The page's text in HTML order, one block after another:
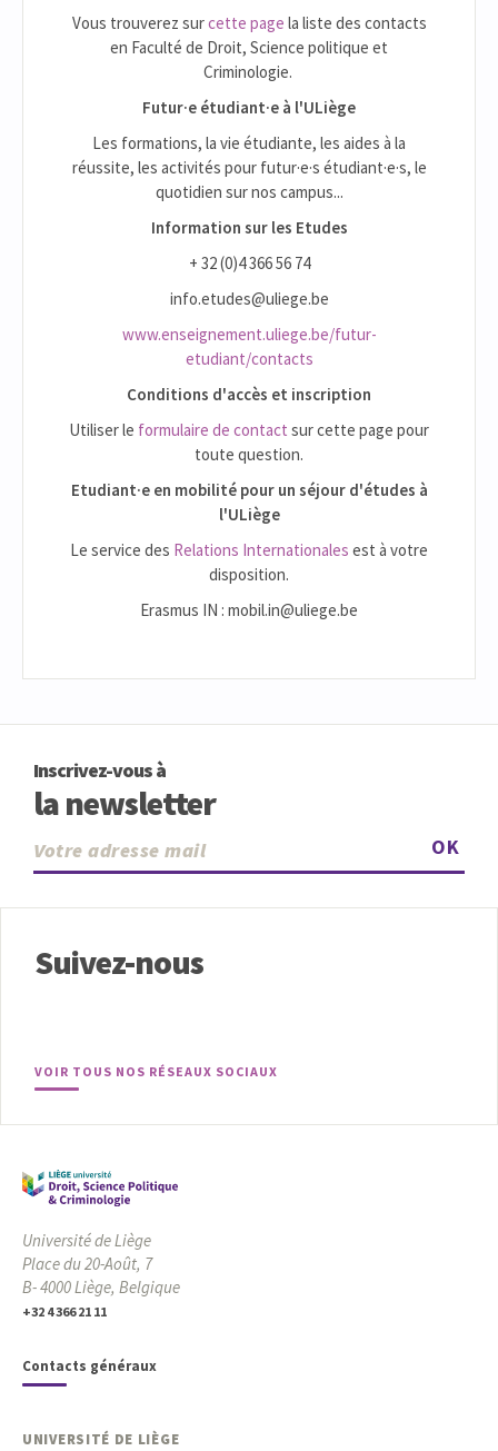
Vous trouverez surcette page la liste des contacts
en Faculté de Droit, Science politique et
Criminologie.
Futur·e étudiant·e à l'ULiège
Les formations, la vie étudiante, les aides à la
réussite, les activités pour futur·e·s étudiant·e·s, le
quotidien sur nos campus...
Information sur les Etudes
+ 32 (0)4 366 56 74
info.etudes@uliege.be
www.enseignement.uliege.be/futur-
etudiant/contacts
Conditions d'accès et inscription
Utiliser le formulaire de contact sur cette page pour
toute question.
Etudiant·e en mobilité pour un séjour d'études à
l'ULiège
Le service des Relations Internationales est à votre
disposition.
Erasmus IN : mobil.in@uliege.be
Inscrivez-vous à
la newsletter
OK
Suivez-nous
VOIR TOUS NOS RÉSEAUX SOCIAUX
Université de Liège
Place du 20-Août, 7
B- 4000 Liège, Belgique
+32 4 366 21 11
Contacts généraux
UNIVERSITÉ DE LIÈGE